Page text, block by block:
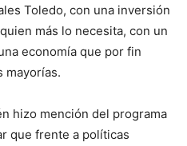
Toledo, con una inversión
más lo necesita, con un
economía que por fin
mayorías.
hizo mención del programa
que frente a políticas